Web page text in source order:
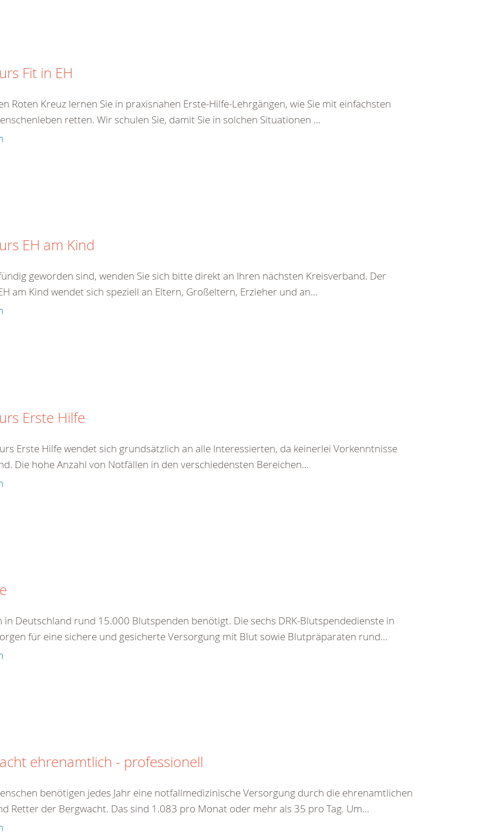
Fit in EH
Roten Kreuz lernen Sie in praxisnahen Erste-Hilfe-Lehrgängen, wie Sie mit einfachsten
retten. Wir schulen Sie, damit Sie in solchen Situationen ...
EH am Kind
geworden sind, wenden Sie sich bitte direkt an Ihren nächsten Kreisverband. Der
am Kind wendet sich speziell an Eltern, Großeltern, Erzieher und an...
Erste Hilfe
Erste Hilfe wendet sich grundsätzlich an alle Interessierten, da keinerlei Vorkenntnisse
Die hohe Anzahl von Notfällen in den verschiedensten Bereichen...
in Deutschland rund 15.000 Blutspenden benötigt. Die sechs DRK-Blutspendedienste in
für eine sichere und gesicherte Versorgung mit Blut sowie Blutpräparaten rund...
ehrenamtlich - professionell
benötigen jedes Jahr eine notfallmedizinische Versorgung durch die ehrenamtlichen
Retter der Bergwacht. Das sind 1.083 pro Monat oder mehr als 35 pro Tag. Um...